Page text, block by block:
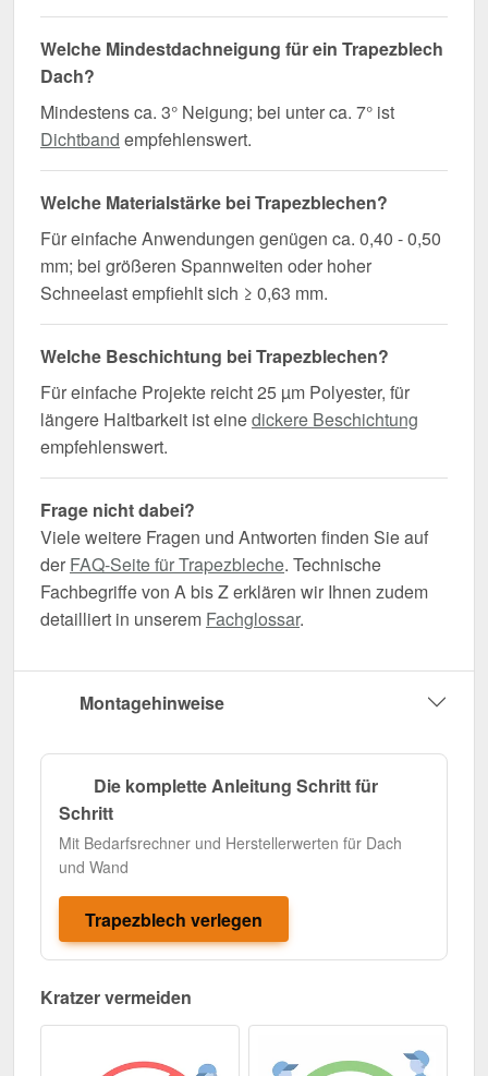
Welche Mindestdachneigung für ein Trapezblech
Dach?
Mindestens ca. 3° Neigung; bei unter ca. 7° ist
Dichtband empfehlenswert.
Welche Materialstärke bei Trapezblechen?
Für einfache Anwendungen genügen ca. 0,40 - 0,50
mm; bei größeren Spannweiten oder hoher
Schneelast empfiehlt sich ≥ 0,63 mm.
Welche Beschichtung bei Trapezblechen?
Für einfache Projekte reicht 25 µm Polyester, für
längere Haltbarkeit ist einedickere Beschichtung
empfehlenswert.
Frage nicht dabei?
Viele weitere Fragen und Antworten finden Sie auf
der FAQ-Seite für Trapezbleche. Technische
Fachbegriffe von A bis Z erklären wir Ihnen zudem
detailliert in unserem Fachglossar.
Montagehinweise
Die komplette Anleitung Schritt für
Schritt
Mit Bedarfsrechner und Herstellerwerten für Dach
und Wand
Trapezblech verlegen
Kratzer vermeiden